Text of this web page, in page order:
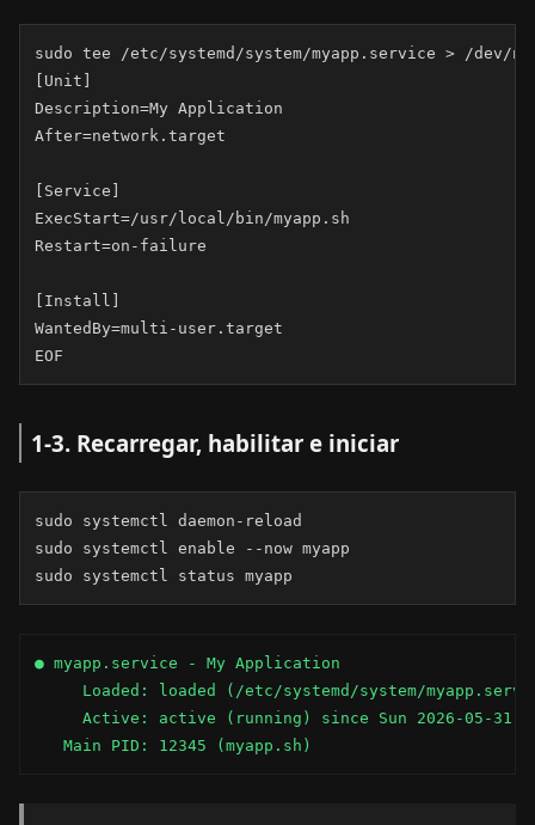
sudo tee /etc/systemd/system/myapp.service > /dev/
[Unit]
Description=My Application
After=network.target
[Service]
ExecStart=/usr/local/bin/myapp.sh
Restart=on-failure
[Install]
WantedBy=multi-user.target
EOF
1-3. Recarregar, habilitar e iniciar
sudo systemctl daemon-reload
sudo systemctl enable --now myapp
sudo systemctl status myapp
● myapp.service - My Application
Loaded: loaded (/etc/systemd/system/
Active: active (running) since Sun 2026-05-31
   Main PID: 12345 (myapp.sh)